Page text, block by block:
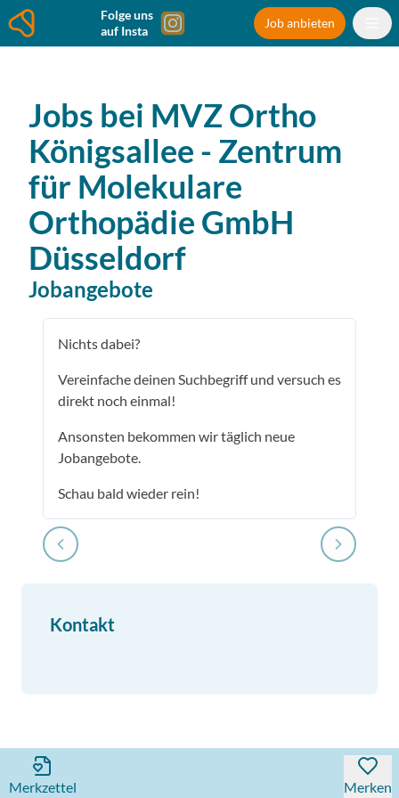
Folge uns
auf Insta
Job anbieten
Jobs bei MVZ Ortho
Königsallee - Zentrum
für Molekulare
Orthopädie GmbH
Düsseldorf
Jobangebote
Nichts dabei?
Vereinfache deinen Suchbegriff und versuch es
direkt noch einmal!
Ansonsten bekommen wir täglich neue
Jobangebote.
Schau bald wieder rein!
Kontakt
Merkzettel Merken